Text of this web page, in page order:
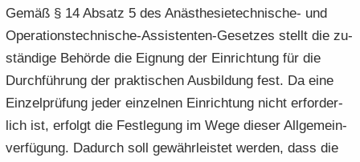
Gemäß § 14 Ab­satz 5 des Anästhesietechnische-​ und
Operationstechnische-​Assistenten-Gesetzes stellt die zu­
stän­di­ge Be­hör­de die Eig­nung der Ein­rich­tung für die
Durch­füh­rung der prak­ti­schen Aus­bil­dung fest. Da eine
Ein­zel­prü­fung jeder ein­zel­nen Ein­rich­tung nicht er­for­der­
lich ist, er­folgt die Fest­le­gung im Wege die­ser All­ge­mein­
ver­fü­gung. Da­durch soll ge­währ­leis­tet wer­den, dass die